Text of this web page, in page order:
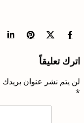
اترك تعليقاً
لن يتم نشر عنوان بريدك
*